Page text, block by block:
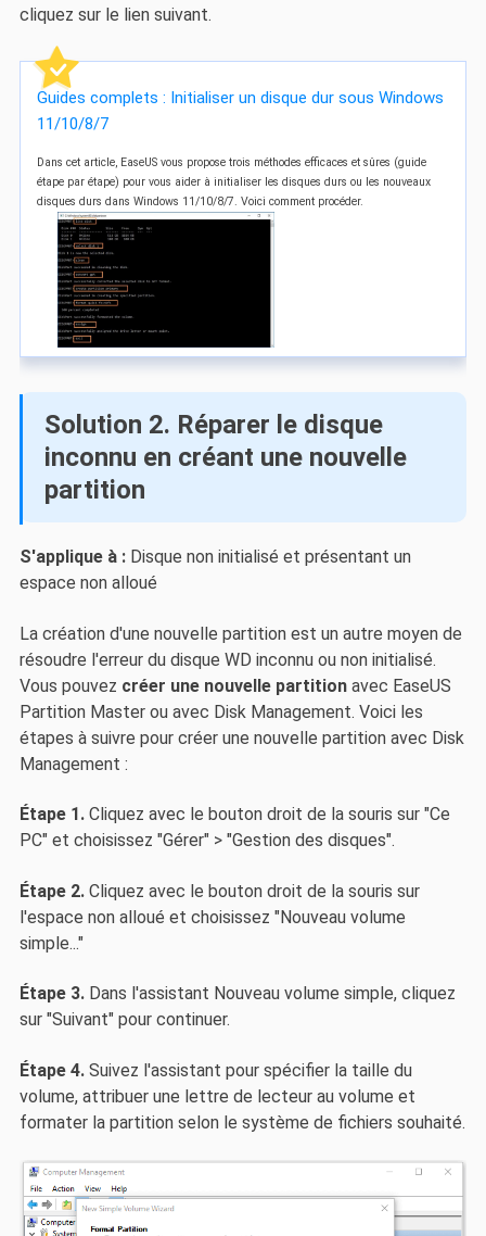
cliquez sur le lien suivant.
Guides complets : Initialiser un disque dur sous Windows
11/10/8/7
Dans cet article, EaseUS vous propose trois méthodes efficaces et sûres (guide
étape par étape) pour vous aider à initialiser les disques durs ou les nouveaux
disques durs dans Windows 11/10/8/7. Voici comment procéder.
Solution 2. Réparer le disque
inconnu en créant une nouvelle
partition
S'applique à :Disque non initialisé et présentant un
espace non alloué
La création d'une nouvelle partition est un autre moyen de
résoudre l'erreur du disque WD inconnu ou non initialisé.
Vous pouvez créer une nouvelle partitionavec EaseUS
Partition Master ou avec Disk Management. Voici les
étapes à suivre pour créer une nouvelle partition avec Disk
Management :
Étape 1.Cliquez avec le bouton droit de la souris sur "Ce
PC" et choisissez "Gérer" > "Gestion des disques".
Étape 2.Cliquez avec le bouton droit de la souris sur
l'espace non alloué et choisissez "Nouveau volume
simple..."
Étape 3.Dans l'assistant Nouveau volume simple, cliquez
sur "Suivant" pour continuer.
Étape 4.Suivez l'assistant pour spécifier la taille du
volume, attribuer une lettre de lecteur au volume et
formater la partition selon le système de fichiers souhaité.